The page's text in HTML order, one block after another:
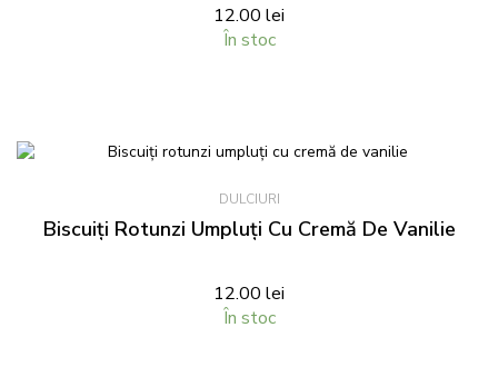
12.00 lei
În stoc
DULCIURI
Biscuiți Rotunzi Umpluți Cu Cremă De Vanilie
12.00 lei
În stoc